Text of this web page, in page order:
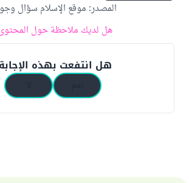
المصدر: موقع الإسلام سؤال
هل لديك ملاحظة حول
هل انتفعت بهذه